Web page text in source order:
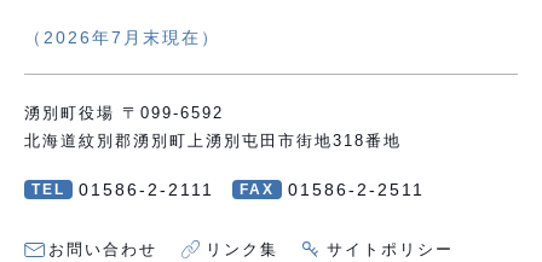
（2026年7月末現在）
湧別町役場 〒099-6592
北海道紋別郡湧別町上湧別屯田市街地318番地
TEL 01586-2-2111 FAX 01586-2-2511
お問い合わせ リンク集 サイトポリシー